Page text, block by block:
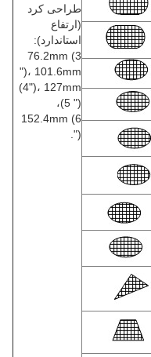
طراحی کرد
(ارتفاع
استاندارد):
76.2mm (3
")، 101.6mm
(4")، 127mm
(5 ")،
152.4mm (6
").